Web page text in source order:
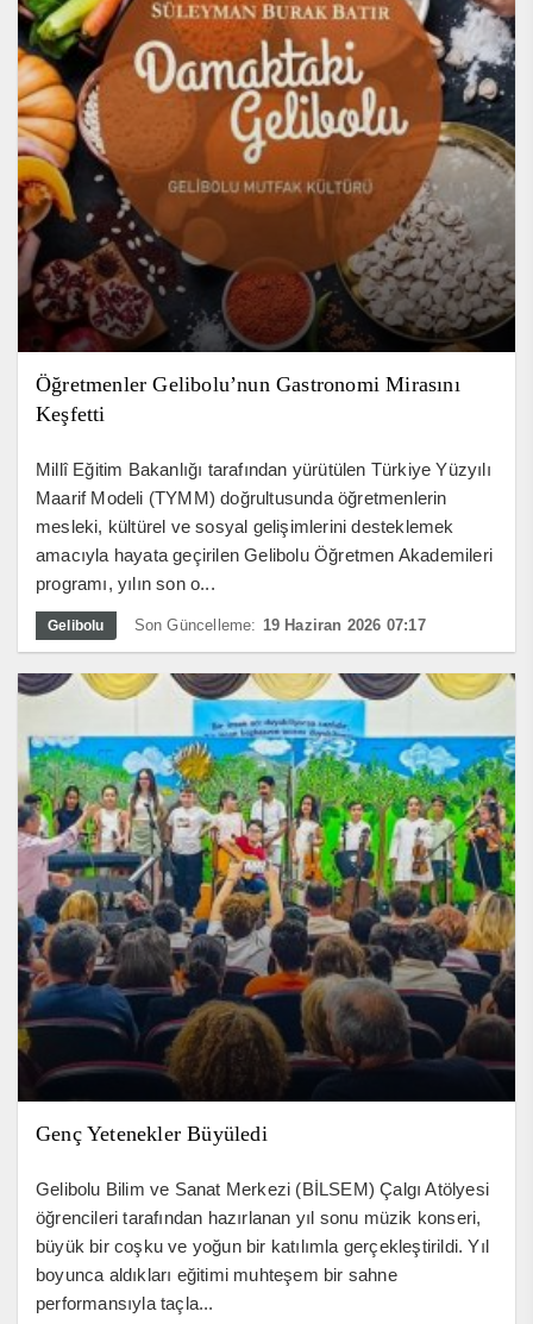
Öğretmenler Gelibolu’nun Gastronomi Mirasını
Keşfetti
Millî Eğitim Bakanlığı tarafından yürütülen Türkiye Yüzyılı
Maarif Modeli (TYMM) doğrultusunda öğretmenlerin
mesleki, kültürel ve sosyal gelişimlerini desteklemek
amacıyla hayata geçirilen Gelibolu Öğretmen Akademileri
programı, yılın son o...
Gelibolu Son Güncelleme: 19 Haziran 2026 07:17
Genç Yetenekler Büyüledi
Gelibolu Bilim ve Sanat Merkezi (BİLSEM) Çalgı Atölyesi
öğrencileri tarafından hazırlanan yıl sonu müzik konseri,
büyük bir coşku ve yoğun bir katılımla gerçekleştirildi. Yıl
boyunca aldıkları eğitimi muhteşem bir sahne
performansıyla taçla...